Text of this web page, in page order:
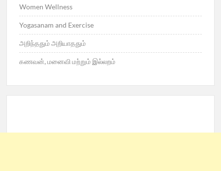
Women Wellness
Yogasanam and Exercise
அறிந்ததும் அறியாததும்
கணவன், மனைவி மற்றும் இல்லறம்